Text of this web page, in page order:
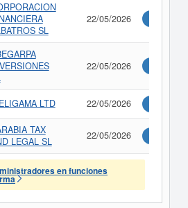
SL
22/05/2026
22/05/2026
LTD 22/05/2026
TAX
LEGAL SL
22/05/2026
en funciones